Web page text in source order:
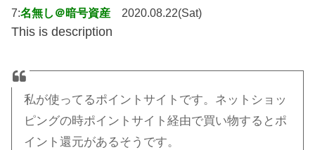
7:名無し＠暗号資産 2020.08.22(Sat)
This is description
私が使ってるポイントサイトです。ネットショッ
ピングの時ポイントサイト経由で買い物するとポ
イント還元があるそうです。